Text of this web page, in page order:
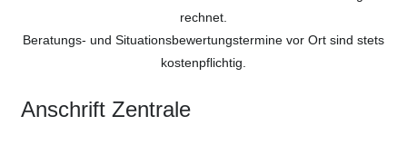
rech­net.
Bera­tungs- und Situa­ti­ons­be­wer­tungs­ter­mi­ne vor Ort sind stets
kos­ten­pflich­tig.
Anschrift Zen­tra­le